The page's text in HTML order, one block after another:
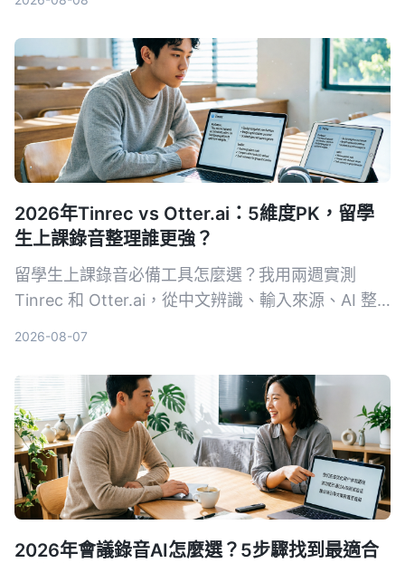
2026年Tinrec vs Otter.ai：5維度PK，留學
生上課錄音整理誰更強？
留學生上課錄音必備工具怎麼選？我用兩週實測
Tinrec 和 Otter.ai，從中文辨識、輸入來源、AI 整
2026-08-07
2026年會議錄音AI怎麼選？5步驟找到最適合